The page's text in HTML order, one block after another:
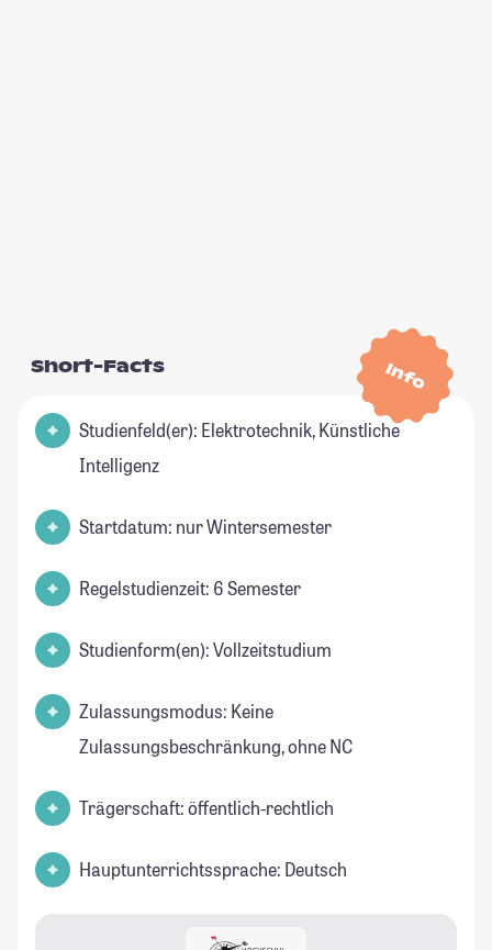
Info
Short-Facts
Studienfeld(er): Elektrotechnik, Künstliche
Intelligenz
Startdatum: nur Wintersemester
Regelstudienzeit: 6 Semester
Studienform(en): Vollzeitstudium
Zulassungsmodus: Keine
Zulassungsbeschränkung, ohne NC
Trägerschaft: öffentlich-rechtlich
Hauptunterrichtssprache: Deutsch